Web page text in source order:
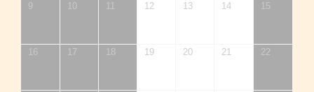
9 10 11 12 13 14 15
16 17 18 19 20 21 22